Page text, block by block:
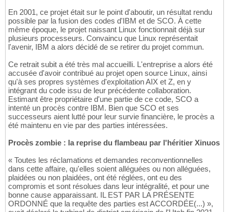
En 2001, ce projet était sur le point d'aboutir, un résultat rendu
possible par la fusion des codes d'IBM et de SCO. À cette
même époque, le projet naissant Linux fonctionnait déjà sur
plusieurs processeurs. Convaincu que Linux représentait
l'avenir, IBM a alors décidé de se retirer du projet commun.
Ce retrait subit a été très mal accueilli. L'entreprise a alors été
accusée d'avoir contribué au projet open source Linux, ainsi
qu'à ses propres systèmes d'exploitation AIX et Z, en y
intégrant du code issu de leur précédente collaboration.
Estimant être propriétaire d'une partie de ce code, SCO a
intenté un procès contre IBM. Bien que SCO et ses
successeurs aient lutté pour leur survie financière, le procès a
été maintenu en vie par des parties intéressées.
Procès zombie : la reprise du flambeau par l'héritier Xinuos
« Toutes les réclamations et demandes reconventionnelles
dans cette affaire, qu'elles soient alléguées ou non alléguées,
plaidées ou non plaidées, ont été réglées, ont eu des
compromis et sont résolues dans leur intégralité, et pour une
bonne cause apparaissant. IL EST PAR LA PRÉSENTE
ORDONNÉ que la requête des parties est ACCORDÉE(...) »,